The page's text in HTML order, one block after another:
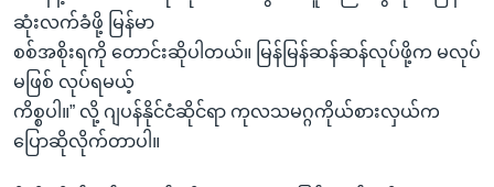
ဆုံးလက်ခံဖို့ မြန်မာ
စစ်အစိုးရကို တောင်းဆိုပါတယ်။ မြန်မြန်ဆန်ဆန်လုပ်ဖို့က မလုပ်
မဖြစ် လုပ်ရမယ့်
ကိစ္စပါ။” လို့ ဂျပန်နိုင်ငံဆိုင်ရာ ကုလသမဂ္ဂကိုယ်စားလှယ်က
ပြောဆိုလိုက်တာပါ။